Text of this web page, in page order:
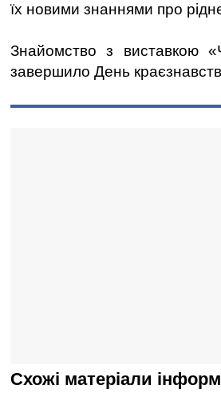
їх новими знаннями про
Знайомство з виставкою
завершило День
Схожі матеріали